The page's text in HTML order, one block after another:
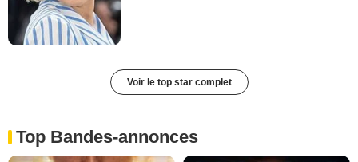
Voir le top star complet
Top Bandes-annonces